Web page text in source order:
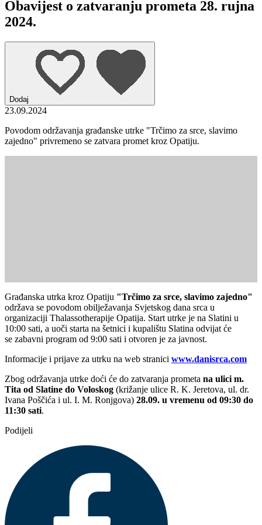
Obavijest o zatvaranju prometa 28. rujna
2024.
Dodaj
23.09.2024
Povodom održavanja građanske utrke "Trčimo za srce, slavimo
zajedno" privremeno se zatvara promet kroz Opatiju.
Građanska utrka kroz Opatiju "Trčimo za srce, slavimo zajedno"
održava se povodom obilježavanja Svjetskog dana srca u
organizaciji Thalassotherapije Opatija. Start utrke je na Slatini u
10:00 sati, a uoči starta na šetnici i kupalištu Slatina odvijat će
se zabavni program od 9:00 sati i otvoren je za javnost.
Informacije i prijave za utrku na web stranici www.danisrca.com
Zbog održavanja utrke doći će do zatvaranja prometa na ulici m.
Tita od Slatine do Voloskog (križanje ulice R. K. Jeretova, ul. dr.
Ivana Poščića i ul. I. M. Ronjgova) 28.09. u vremenu od 09:30 do
11:30 sati.
Podijeli